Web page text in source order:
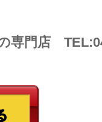
専門店